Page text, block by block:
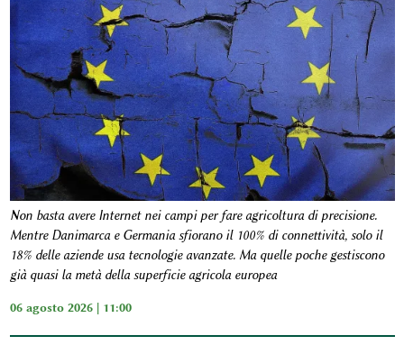
Non basta avere Internet nei campi per fare agricoltura di precisione.
Mentre Danimarca e Germania sfiorano il 100% di connettività, solo il
18% delle aziende usa tecnologie avanzate. Ma quelle poche gestiscono
già quasi la metà della superficie agricola europea
06 agosto 2026 | 11:00